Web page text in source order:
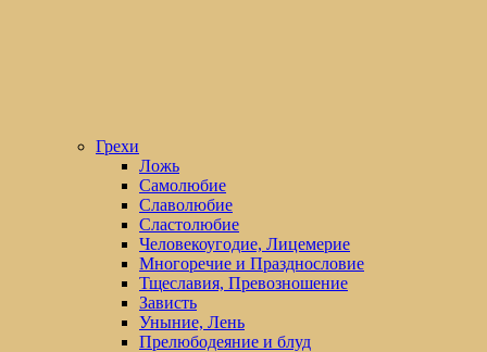
Грехи
Ложь
Самолюбие
Славолюбие
Сластолюбие
Человекоугодие, Лицемерие
Многоречие и Празднословие
Тщеславия, Превозношение
Зависть
Уныние, Лень
Прелюбодеяние и блуд